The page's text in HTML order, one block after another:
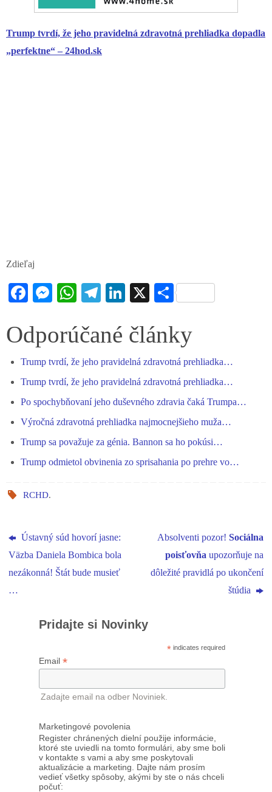
Trump tvrdí, že jeho pravidelná zdravotná prehliadka dopadla
„perfektne“ – 24hod.sk
Zdieľaj
Fa
bo
ok
M
se
er
W
ts
pp
Te
gr
m
Li
ed
X S
re
Odporúčané články
Trump tvrdí, že jeho pravidelná zdravotná prehliadka…
Trump tvrdí, že jeho pravidelná zdravotná prehliadka…
Po spochybňovaní jeho duševného zdravia čaká Trumpa…
Výročná zdravotná prehliadka najmocnejšieho muža…
Trump sa považuje za génia. Bannon sa ho pokúsi…
Trump odmietol obvinenia zo sprisahania po prehre vo…
RCHD.
Ústavný súd hovorí jasne:
Väzba Daniela Bombica bola
nezákonná! Štát bude musieť
…
Absolventi pozor! Sociálna
poisťovňaupozorňuje na
dôležité pravidlá po ukončení
štúdia
Pridajte si Novinky
* indicates required
Email *
Zadajte email na odber Noviniek.
Marketingové povolenia
Register chránených dielní použije informácie,
ktoré ste uviedli na tomto formulári, aby sme boli
v kontakte s vami a aby sme poskytovali
aktualizácie a marketing. Dajte nám prosím
vedieť všetky spôsoby, akými by ste o nás chceli
počuť: